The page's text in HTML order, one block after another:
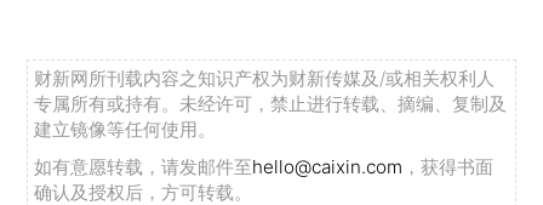
财新网所刊载内容之知识产权为财新传媒及/或相关权利人
专属所有或持有。未经许可，禁止进行转载、摘编、复制及
建立镜像等任何使用。
如有意愿转载，请发邮件至hello@caixin.com ，获得书面
确认及授权后，方可转载。